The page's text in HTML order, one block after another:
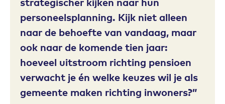
personeelsplanning. Kijk niet alleen
naar de behoefte van vandaag, maar
ook naar de komende tien jaar:
hoeveel uitstroom richting pensioen
verwacht je én welke keuzes wil je als
gemeente maken richting inwoners?